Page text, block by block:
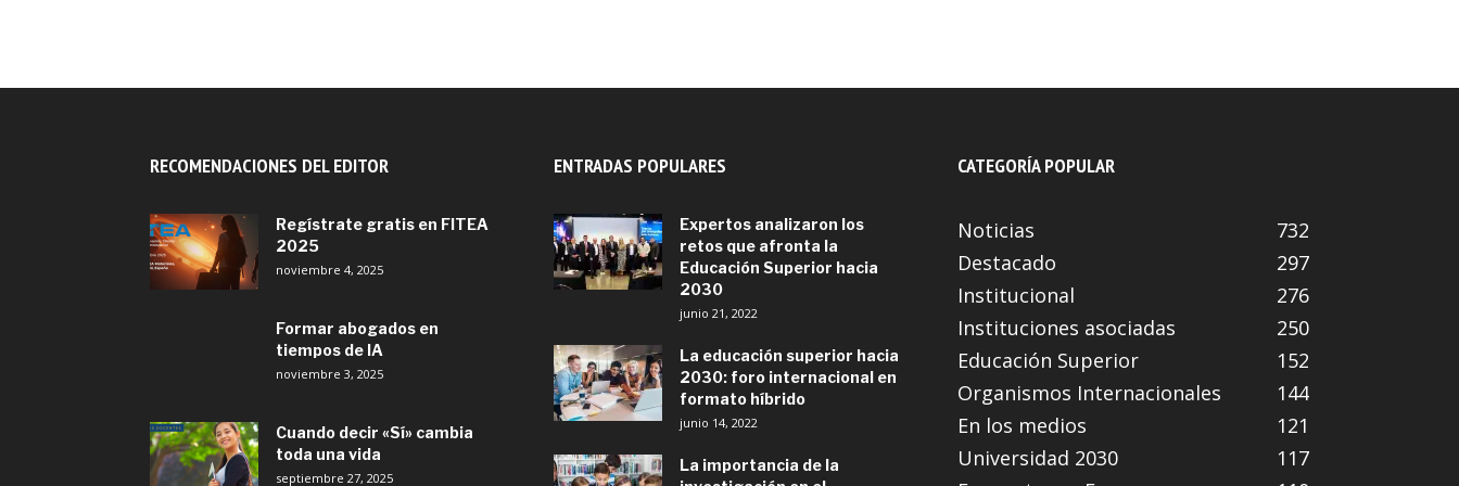
RECOMENDACIONES DEL EDITOR
Regístrate gratis en FITEA
2025
noviembre 4, 2025
Formar abogados en
tiempos de IA
noviembre 3, 2025
Cuando decir «Sí» cambia
toda una vida
septiembre 27, 2025
ENTRADAS POPULARES
Expertos analizaron los
retos que afronta la
Educación Superior hacia
2030
junio 21, 2022
La educación superior hacia
2030: foro internacional en
formato híbrido
junio 14, 2022
La importancia de la
CATEGORÍA POPULAR
Noticias
732
Destacado
297
Institucional
276
Instituciones asociadas
250
Educación Superior
152
Organismos Internacionales
144
En los medios
121
Universidad 2030
117